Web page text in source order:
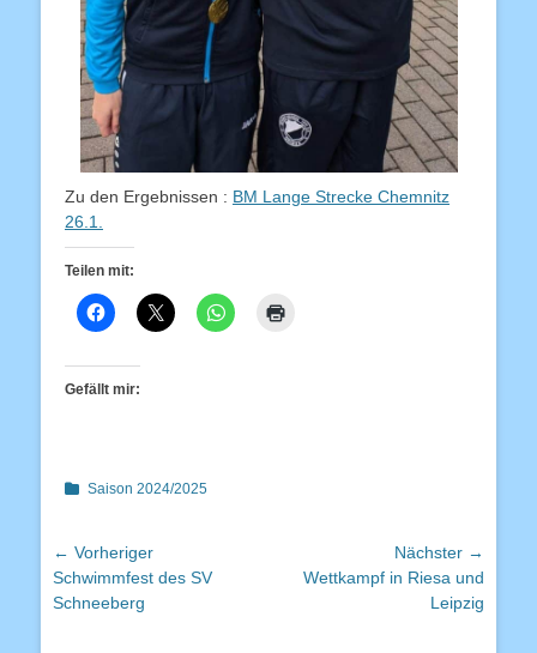
Zu den Ergebnissen : BM Lange Strecke Chemnitz
26.1.
Teilen mit:
Gefällt mir:
Kategorien
Saison 2024/2025
Beitragsnavigation
← Vorheriger
Vorheriger
Beitrag:
Schwimmfest des SV
Schneeberg
Nächster →
Nächster
Wettkampf in Riesa und
Leipzig